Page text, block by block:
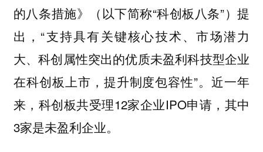
的八条措施》（以下简称“科创板八条”）提
出，“支持具有关键核心技术、市场潜力
大、科创属性突出的优质未盈利科技型企业
在科创板上市，提升制度包容性”。近一年
来，科创板共受理12家企业IPO申请，其中
3家是未盈利企业。